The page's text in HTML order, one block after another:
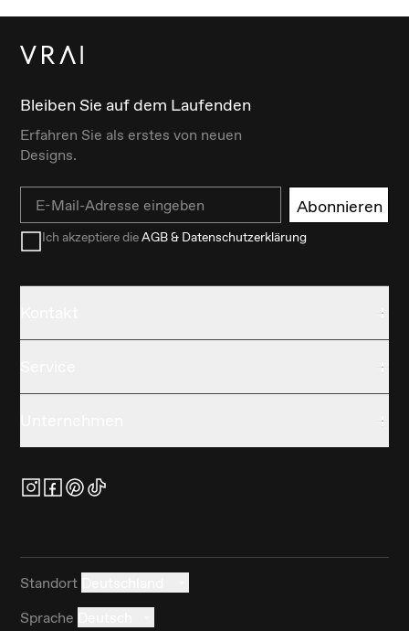
Bleiben Sie auf dem Laufenden
Erfahren Sie als erstes von neuen
Designs.
Email Abonnieren
Ich akzeptiere dieAGB & Datenschutzerklärung
Standort
Sprache